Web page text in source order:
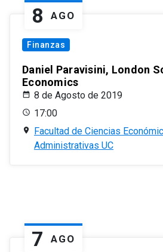
8 AGO
Finanzas
Daniel Paravisini, London
Economics
8 de Agosto de 2019
17:00
Facultad de Ciencias
Administrativas UC
7 AGO